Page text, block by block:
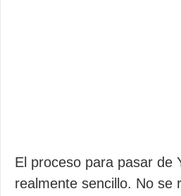
El proceso para pasar de
realmente sencillo. No se